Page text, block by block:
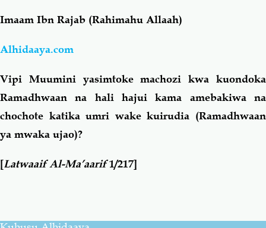
Fiqh-Ibaadah Duaa-Adhkaar
Akhlaaq-Aadaab Raqaaiq
Familia-Jamii
Chemsha Bongo
Imaam Ibn Rajab (Rahimahu Allaah)
Alhidaaya.com
Vipi Muumini yasimtoke machozi kwa kuondoka
Ramadhwaan na hali hajui kama amebakiwa na
chochote katika umri wake kuirudia (Ramadhwaan
ya mwaka ujao)?
[Latwaaif Al-Ma’aarif1/217]